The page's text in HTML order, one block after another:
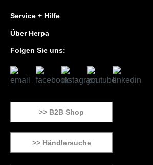
Service + Hilfe
Über Herpa
Folgen Sie uns:
>> B2B Shop
>> Händlersuche